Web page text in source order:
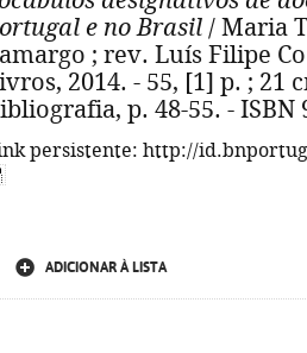
e no Brasil / Maria
; rev. Luís Filipe
2014. - 55, [1] p. ; 21
p. 48-55. - ISBN
persistente: http://
ADICIONAR À LISTA